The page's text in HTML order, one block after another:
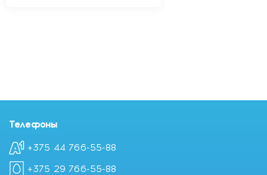
Телефоны
+375 44 766-55-88
+375 29 766-55-88